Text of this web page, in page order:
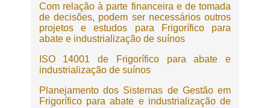
Com relação à parte financeira e de tomada
de decisões, podem ser necessários outros
projetos e estudos para Frigorífico para
abate e industrialização de suínos
ISO 14001 de Frigorífico para abate e
industrialização de suínos
Planejamento dos Sistemas de Gestão em
Frigorífico para abate e industrialização de